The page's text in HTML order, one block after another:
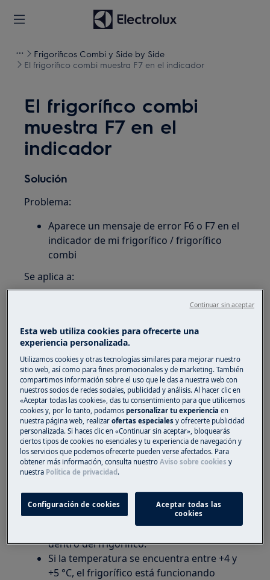
Frigoríficos Combi y Side by Side
El frigorífico combi muestra F7 en el indicador
El frigorífico combi
muestra F7 en el
indicador
Solución
Problema:
Aparece un mensaje de error F6 o F7 en el
indicador de mi frigorífico / frigorífico
combi
Se aplica a:
Solución:
1. Verifique si hubo una interrupción en el
suministro de energía al producto.
2. Evite dejar la puerta abierta durante
periodos de tiempo prolongados.
3. Compruebe si la puerta se ha cerrado
correctamente.
4. Verifique si el electrodoméstico está
enfriando correctamente
Mida la temperatura con un termómetro
dentro de un vaso de agua colocado
dentro del frigorífico.
Si la temperatura se encuentra entre +4 y
+5 °C, el frigorífico está funcionando
Esta web utiliza cookies para ofrecerte una
experiencia personalizada.
Utilizamos cookies y otras tecnologías similares para mejorar nuestro
sitio web, así como para fines promocionales y de marketing. También
compartimos información sobre el uso que le das a nuestra web con
nuestros socios de redes sociales, publicidad y análisis. Al hacer clic en
«Aceptar todas las cookies», das tu consentimiento para que utilicemos
cookies y, por lo tanto, podamospersonalizar tu experienciaen
nuestra página web, realizarofertas especiales y ofrecerte publicidad
personalizada. Si haces clic en «Continuar sin aceptar», bloquearás
ciertos tipos de cookies no esenciales y tu experiencia de navegación y
los servicios que podemos ofrecerte pueden verse afectados. Para
obtener más información, consulta nuestroAviso sobre cookies y
nuestra Política de privacidad .
Configuración de cookies
Aceptar todas las
cookies
Continuar sin aceptar